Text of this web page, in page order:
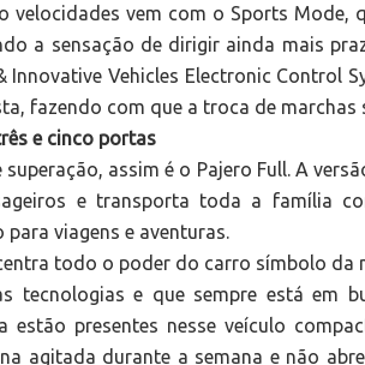
velocidades vem com o Sports Mode,
a sensação de dirigir ainda mais
Innovative Vehicles Electronic Control
fazendo com que a troca de marchas
e cinco portas
assim é o Pajero Full. A
e transporta toda a família
viagens e aventuras.
todo o poder do carro símbolo da
tecnologias e que sempre está em
estão presentes nesse veículo
agitada durante a semana e não